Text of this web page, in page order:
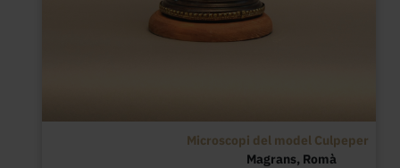
Microscopi del model Culpeper
Magrans, Romà